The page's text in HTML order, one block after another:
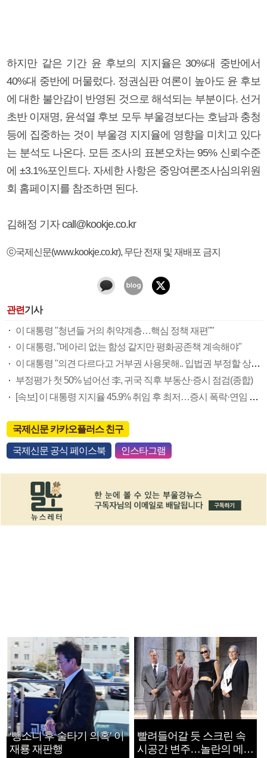
하지만 같은 기간 윤 후보의 지지율은 30%대 중반에서
40%대 중반에 머물렀다. 정권심판 여론이 높아도 윤 후보
에 대한 불안감이 반영된 것으로 해석되는 부분이다. 선거
초반 이재명, 윤석열 후보 모두 부울경보다는 호남과 충청
등에 집중하는 것이 부울경 지지율에 영향을 미치고 있다
는 분석도 나온다. 모든 조사의 표본오차는 95% 신뢰수준
에 ±3.1%포인트다. 자세한 사항은 중앙여론조사심의위원
회 홈페이지를 참조하면 된다.
김해정 기자 call@kookje.co.kr
ⓒ국제신문(www.kookje.co.kr), 무단 전재 및 재배포 금지
관련기사
이 대통령 "청년들 거의 취약계층…핵심 정책 재편""
이 대통령, "메아리 없는 함성 같지만 평화공존책 계속해야"
이 대통령 "의견 다르다고 거부권 사용못해.. 입법권 부정할 상황이라 보기 어려워"
부정평가 첫 50% 넘어선 李, 귀국 직후 부동산·증시 점검(종합)
[속보] 이 대통령 지지율 45.9% 취임 후 최저…증시 폭락·연임 개헌 논란 영향
국제신문 카카오플러스 친구
국제신문 공식 페이스북 인스타그램
‘뺑소니 후 술타기 의혹’ 이
재룡 재판행
빨려들어갈 듯 스크린 속
시공간 변주…놀란의 메시